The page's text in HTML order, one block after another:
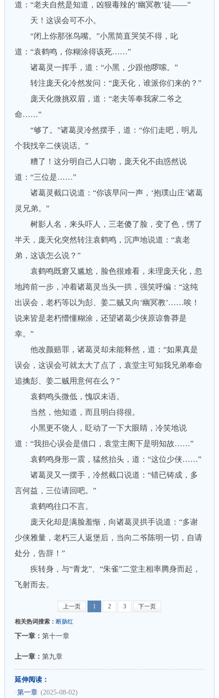
道：“老夫自然是知道，凶狠毒辣的‘幽冥教’徒——”
天！这误会可不小。
“闭上你那张鸟嘴。”小黑简直哭笑不得，叱
道：“袁鹤鸣，你糊涂得该死……”
诸葛灵一挥手，道：“小黑，少跟他啰嗦。”
转注庞天化冷然发问：“庞天化，谁派你们来的？”
庞天化微挑双眉，道：“老夫等奉我家二爷之
命……”
“够了。”诸葛灵冷然摆手，道：“你们走吧，明儿
个我找辛二侠说话。”
糟了！这分明自己人口吻，庞天化不由惑然说
道：“三位是……”
诸葛灵截口说道：“你该早问一声，‘抱璞山庄’诸葛
灵兄弟。”
树影人名，来头吓人，三老傻了脸，变了色，愣了
半天，庞天化突然转注袁鹤鸣，沉声地说道：“袁老
弟，这该怎么说？”
袁鹤鸣既窘又尴尬，脸色很难看，未理庞天化，忽
地跨前一步，冲着诸葛灵当头一拱，强笑呼编：“这纯
出误会，老朽等以为彭、姜二贼又向‘幽冥教’……唉！
说来皆是老朽懵懂糊涂，还望诸葛少侠原谅鲁莽是
幸。”
他改颜赔罪，诸葛灵却未能释然，道：“如果真是
误会，这误会可就太大了点了，袁堂主可知我兄弟奉命
追擒彭、姜二贼用意何在么？”
袁鹤鸣头微低，愧叹未语。
当然，他知道，而且明白得很。
小黑更不饶人，眨动了一下大眼睛，冷笑地说
道：“我担心误会是借口，袁堂主阁下是明知故……”
袁鹤鸣身形一震，猛然抬头，道：“这位少侠……”
诸葛灵又一摆手，冷然截口说道：“错已铸成，多
言何益，三位请回吧。”
袁鹤鸣往口不言。
庞天化却是满脸羞惭，向诸葛灵拱手说道：“多谢
少侠雅量，老朽三人返堡后，当向二爷陈明一切，自请
处分，告辞！”
疾转身，与“青龙”、“朱雀”二堂主相率腾身而起，
飞射而去。
上一页 1 2 3 下一页
相关热词搜索： 断肠红
下一章： 第十一章
上一章： 第九章
延伸阅读：
·第一章 (2025-08-02)